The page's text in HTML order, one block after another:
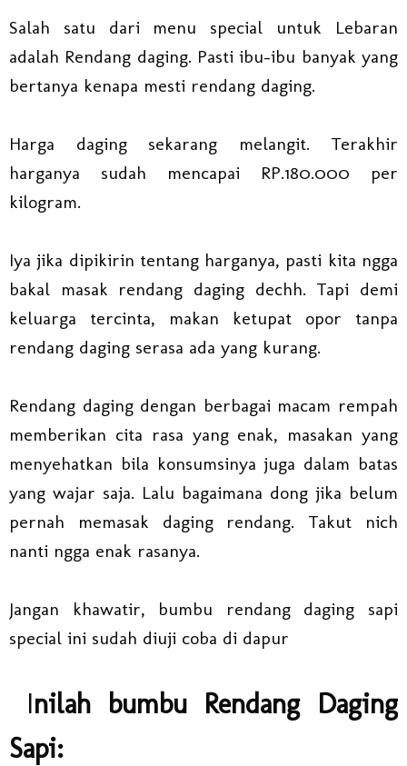
Salah satu dari menu special untuk Lebaran
adalah Rendang daging. Pasti ibu-ibu banyak yang
bertanya kenapa mesti rendang daging.
Harga daging sekarang melangit. Terakhir
harganya sudah mencapai RP.180.000 per
kilogram.
Iya jika dipikirin tentang harganya, pasti kita ngga
bakal masak rendang daging dechh. Tapi demi
keluarga tercinta, makan ketupat opor tanpa
rendang daging serasa ada yang kurang.
Rendang daging dengan berbagai macam rempah
memberikan cita rasa yang enak, masakan yang
menyehatkan bila konsumsinya juga dalam batas
yang wajar saja. Lalu bagaimana dong jika belum
pernah memasak daging rendang. Takut nich
nanti ngga enak rasanya.
Jangan khawatir, bumbu rendang daging sapi
special ini sudah diuji coba di dapur
Inilah bumbu Rendang Daging
Sapi: